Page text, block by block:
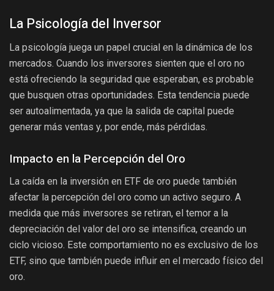
La Psicología del Inversor
La psicología juega un papel crucial en la dinámica de los
mercados. Cuando los inversores sienten que el oro no
está ofreciendo la seguridad que esperaban, es probable
que busquen otras oportunidades. Esta tendencia puede
ser autoalimentada, ya que la salida de capital puede
generar más ventas y, por ende, más pérdidas.
Impacto en la Percepción del Oro
La caída en la inversión en ETF de oro puede también
afectar la percepción del oro como un activo seguro. A
medida que más inversores se retiran, el temor a la
depreciación del valor del oro se intensifica, creando un
ciclo vicioso. Este comportamiento no es exclusivo de los
ETF, sino que también puede influir en el mercado físico del
oro.